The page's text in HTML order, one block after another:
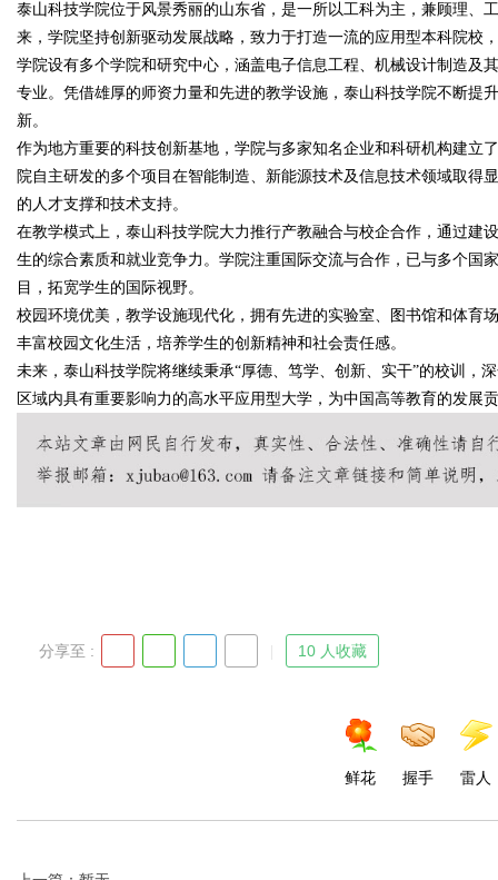
uz
!
泰山科技学院位于风景秀丽的山东省，是一所以工科为主，兼顾理、
来，学院坚持创新驱动发展战略，致力于打造一流的应用型本科院校
学院设有多个学院和研究中心，涵盖电子信息工程、机械设计制造及
专业。凭借雄厚的师资力量和先进的教学设施，泰山科技学院不断提
新。
作为地方重要的科技创新基地，学院与多家知名企业和科研机构建立
院自主研发的多个项目在智能制造、新能源技术及信息技术领域取得
的人才支撑和技术支持。
在教学模式上，泰山科技学院大力推行产教融合与校企合作，通过建
生的综合素质和就业竞争力。学院注重国际交流与合作，已与多个国
目，拓宽学生的国际视野。
校园环境优美，教学设施现代化，拥有先进的实验室、图书馆和体育
丰富校园文化生活，培养学生的创新精神和社会责任感。
未来，泰山科技学院将继续秉承“厚德、笃学、创新、实干”的校训，
区域内具有重要影响力的高水平应用型大学，为中国高等教育的发展
分享至 : 10 人收藏
鲜花 握手 雷人
台